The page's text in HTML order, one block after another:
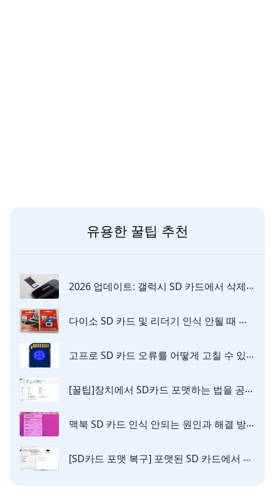
유용한 꿀팁 추천
2026 업데이트: 갤럭시 SD 카드에서 삭제된 사진을 복구하는 방법들
다이소 SD 카드 및 리더기 인식 안될 때 해결하는 방법
고프로 SD 카드 오류를 어떻게 고칠 수 있을까요?
[꿀팁]장치에서 SD카드 포맷하는 법을 공유해 드립니다!
맥북 SD 카드 인식 안되는 원인과 해결 방법
[SD카드 포맷 복구] 포맷된 SD 카드에서 파일 복구하는 필수 가이드